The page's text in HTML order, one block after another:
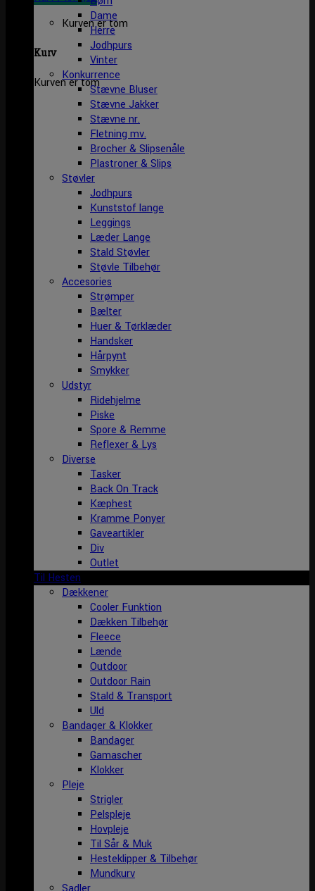
Kurven er tom
Kurv
Kurven er tom
Dame
Herre
Jodhpurs
Vinter
Konkurrence
Stævne Bluser
Stævne Jakker
Stævne nr.
Fletning mv.
Brocher & Slipsenåle
Plastroner & Slips
Støvler
Jodhpurs
Kunststof lange
Leggings
Læder Lange
Stald Støvler
Støvle Tilbehør
Accesories
Strømper
Bælter
Huer & Tørklæder
Handsker
Hårpynt
Smykker
Udstyr
Ridehjelme
Piske
Spore & Remme
Reflexer & Lys
Diverse
Tasker
Back On Track
Kæphest
Kramme Ponyer
Gaveartikler
Div
Outlet
Til Hesten
Dækkener
Cooler Funktion
Dækken Tilbehør
Fleece
Lænde
Outdoor
Outdoor Rain
Stald & Transport
Uld
Bandager & Klokker
Bandager
Gamascher
Klokker
Pleje
Strigler
Pelspleje
Hovpleje
Til Sår & Muk
Hesteklipper & Tilbehør
Mundkurv